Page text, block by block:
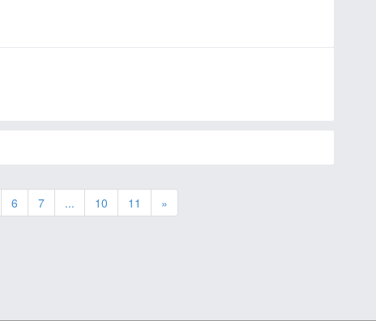
6 7 ... 10 11 »